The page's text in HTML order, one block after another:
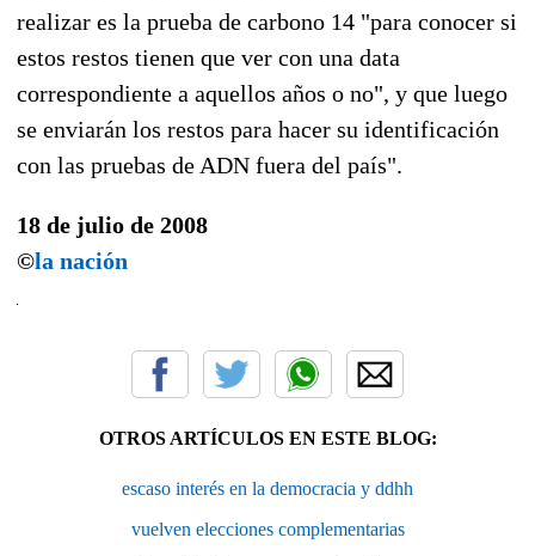
realizar es la prueba de carbono 14 "para conocer si
estos restos tienen que ver con una data
correspondiente a aquellos años o no", y que luego
se enviarán los restos para hacer su identificación
con las pruebas de ADN fuera del país".
18 de julio de 2008
©la nación
OTROS ARTÍCULOS EN ESTE BLOG:
escaso interés en la democracia y ddhh
vuelven elecciones complementarias